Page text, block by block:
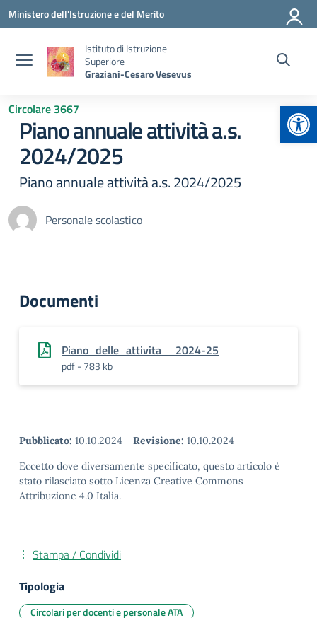
Vai ai contenuti
Vai al menu di navigazione
Vai al footer
Ministero dell'Istruzione e del Merito
Istituto di Istruzione
Superiore
Graziani-Cesaro Vesevus
Circolare 3667
Piano annuale attività a.s.
2024/2025
Piano annuale attività a.s. 2024/2025
Personale scolastico
Documenti
Piano_delle_attivita__2024-25
pdf - 783 kb
Pubblicato: 10.10.2024 - Revisione: 10.10.2024
Eccetto dove diversamente specificato, questo articolo è
stato rilasciato sotto Licenza Creative Commons
Attribuzione 4.0 Italia.
Stampa / Condividi
Tipologia
Circolari per docenti e personale ATA